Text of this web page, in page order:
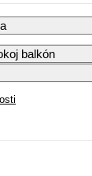
ST ČT PÁ
5 6 7
319 4 319 4 319
balkón